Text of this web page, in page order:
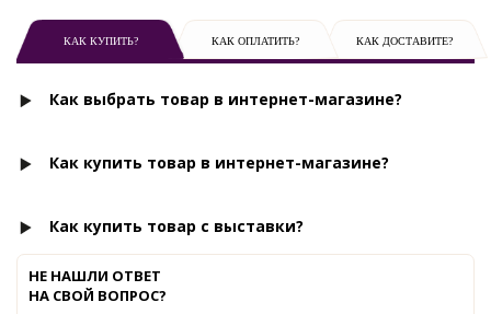
КАК КУПИТЬ? КАК ОПЛАТИТЬ? КАК ДОСТАВИТЕ?
Как выбрать товар в интернет-магазине?
Как купить товар в интернет-магазине?
Как купить товар с выставки?
НЕ НАШЛИ ОТВЕТ
НА СВОЙ ВОПРОС?